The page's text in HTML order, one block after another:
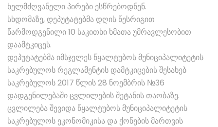
ხელმძღვანელი პირები ესწრებოდნენ.
სხდომაზე, დეპუტატებმა დღის წესრიგით
წარმოდგენილი 10 საკითხი ხმათა უმრავლესობით
დაამტკიცეს.
დეპუტატებმა იმსჯელეს წყალტუბოს მუნიციპალიტეტის
საკრებულოს რეგლამენტის დამტკიცების შესახებ
საკრებულოს 2017 წლის 28 ნოემბრის №36
დადგენილებაში ცვლილების შეტანის თაობაზე.
ცვლილება შევიდა წყალტუბოს მუნიციპალიტეტის
საკრებულოს ეკონომიკისა და ქონების მართვის